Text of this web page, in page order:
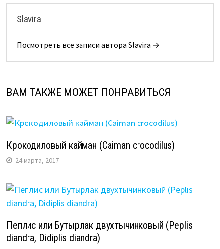
Slavira
Посмотреть все записи автора Slavira →
ВАМ ТАКЖЕ МОЖЕТ ПОНРАВИТЬСЯ
Крокодиловый кайман (Caiman crocodilus)
24 марта, 2017
Пеплис или Бутырлак двухтычинковый (Peplis
diandra, Didiplis diandra)